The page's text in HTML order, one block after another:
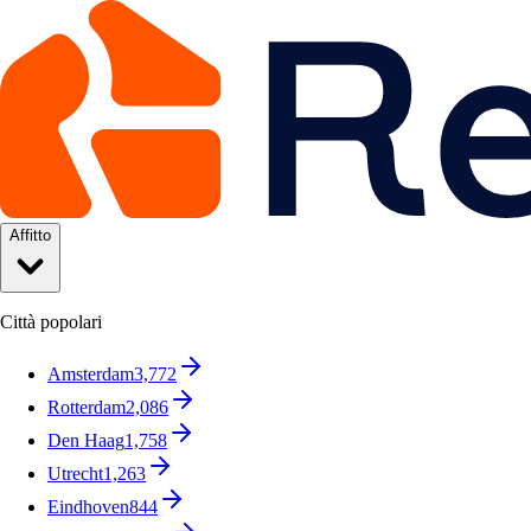
Affitto
Città popolari
Amsterdam3,772
Rotterdam2,086
Den Haag1,758
Utrecht1,263
Eindhoven844